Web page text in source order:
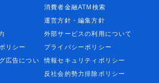
消費者金融ATM検索
運営方針・編集方針
外部サービスの利用について
リシー
プライバシーポリシー
広告につい
情報セキュリティポリシー
反社会的勢力排除ポリシー